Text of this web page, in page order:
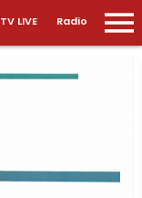
TV LIVE Radio